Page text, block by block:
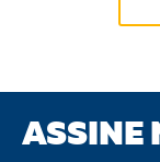
ASSINE